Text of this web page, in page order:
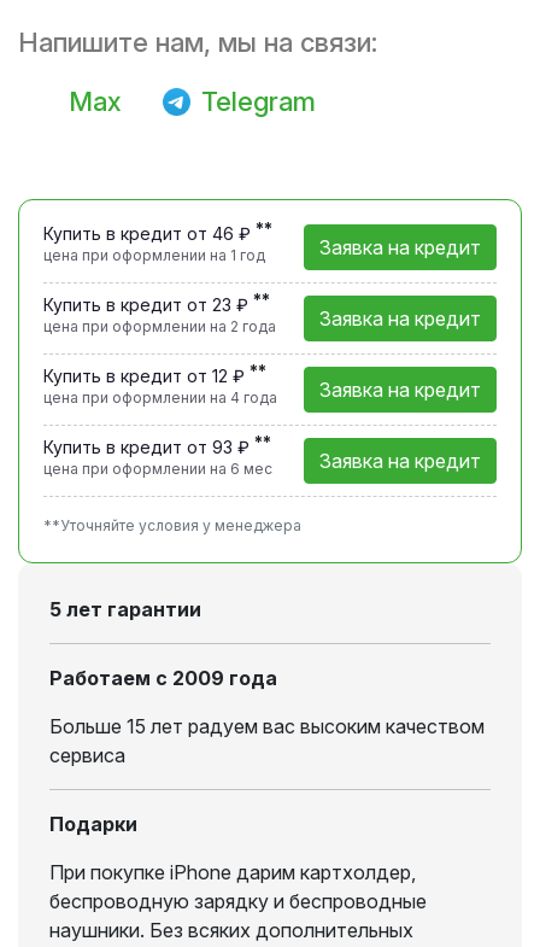
Напишите нам, мы на связи:
Max
Telegram
Купить в кредит от 46 ₽ **
цена при оформлении на 1 год Заявка на кредит
Купить в кредит от 23 ₽ **
цена при оформлении на 2 года Заявка на кредит
Купить в кредит от 12 ₽ **
цена при оформлении на 4 года Заявка на кредит
Купить в кредит от 93 ₽ **
цена при оформлении на 6 мес Заявка на кредит
**Уточняйте условия у менеджера
5 лет гарантии
Работаем с 2009 года
Больше 15 лет радуем вас высоким качеством
сервиса
Подарки
При покупке iPhone дарим картхолдер,
беспроводную зарядку и беспроводные
наушники. Без всяких дополнительных